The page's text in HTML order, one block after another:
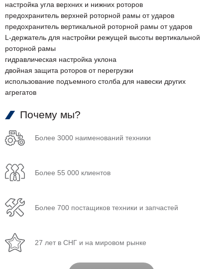
настройка угла верхних и нижних роторов
предохранитель верхней роторной рамы от ударов
предохранитель вертикальной роторной рамы от ударов
L-держатель для настройки режущей высоты вертикальной
роторной рамы
гидравлическая настройка уклона
двойная защита роторов от перегрузки
использование подъемного столба для навески других
агрегатов
Почему мы?
Более 3000 наименований техники
Более 55 000 клиентов
Более 700 постащиков техники и запчастей
27 лет в СНГ и на мировом рынке